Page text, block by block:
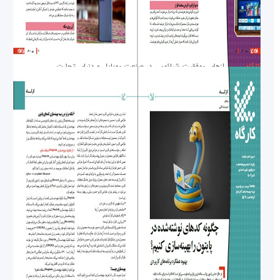
رمز و رازهای موفقیت شیائومی در صنعت موبایل و دنیای تجارتکارگاه